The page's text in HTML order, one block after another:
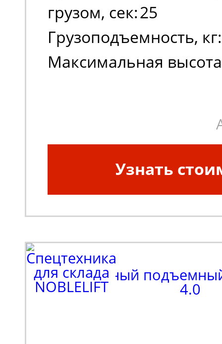
грузом, сек:25
Грузоподъемность, кг:
Максимальная высота
Узнать